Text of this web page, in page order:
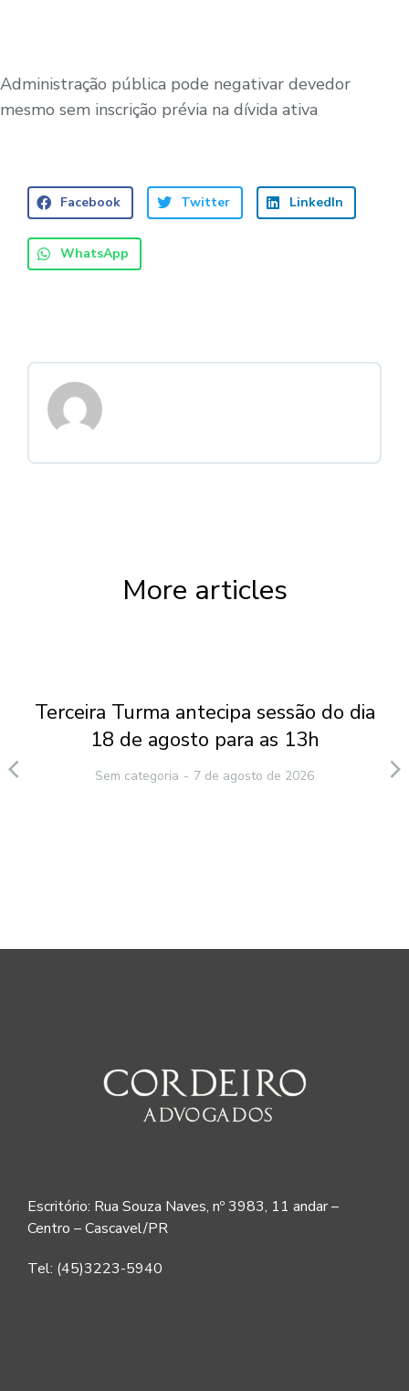
Administração pública pode negativar devedor
mesmo sem inscrição prévia na dívida ativa
Facebook Twitter LinkedIn
WhatsApp
More articles
Terceira Turma antecipa sessão do dia
18 de agosto para as 13h
Sem categoria 7 de agosto de 2026
Escritório: Rua Souza Naves, nº 3983, 11 andar –
Centro – Cascavel/PR
Tel: (45)3223-5940